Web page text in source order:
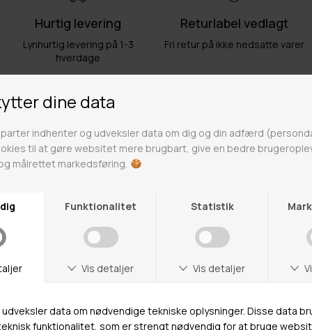
Hurtig levering
Lynhurtig levering på 1-3
hverdage
Returlabel vedlagt
Fri retur på ikke nedsatte varer
Fri fragt over 499kr
Gratis til GLS & DAO pakkeshop
Click & Collect
Alle hverdage på lager i
Webshop lager